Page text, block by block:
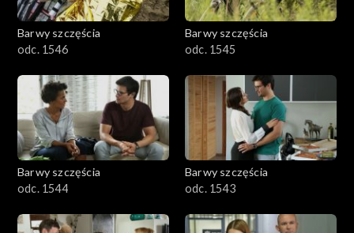
Barwy szczęścia
odc. 1546
Barwy szczęścia
odc. 1545
Barwy szczęścia
odc. 1544
Barwy szczęścia
odc. 1543